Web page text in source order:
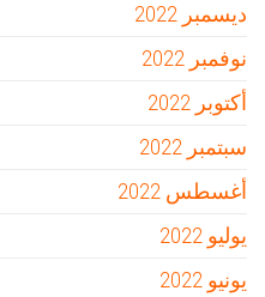
ديسمبر 2022
نوفمبر 2022
أكتوبر 2022
سبتمبر 2022
أغسطس 2022
يوليو 2022
يونيو 2022